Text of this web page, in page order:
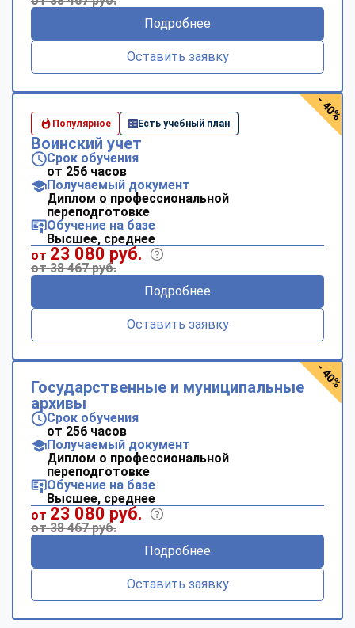
Подробнее
Оставить заявку
Популярное Есть учебный план
Воинский учет
Срок обучения
от 256 часов
Получаемый документ
Диплом о профессиональной
переподготовке
Обучение на базе
Высшее, среднее
от 23 080 руб.
от 38 467 руб.
Подробнее
Оставить заявку
- 40%
Государственные и муниципальные
архивы
Срок обучения
от 256 часов
Получаемый документ
Диплом о профессиональной
переподготовке
Обучение на базе
Высшее, среднее
от 23 080 руб.
от 38 467 руб.
Подробнее
Оставить заявку
- 40%